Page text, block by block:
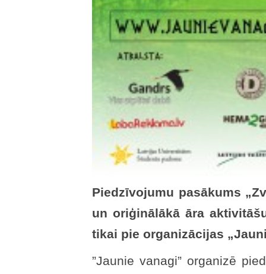
Piedzīvojumu pasākums
un oriģinālākā āra
tikai pie organizācijas
”Jaunie vanagi” organizē